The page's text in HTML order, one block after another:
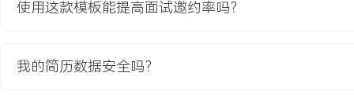
2.场景加载时间从平均XXX秒优化至XXX秒以内，玩家因性能问题导
4.通过资源优化，游戏包体大小低于XXXMB，满足主流渠道推荐标
使用这款模板能提高面试邀约率吗？
我的简历数据安全吗？